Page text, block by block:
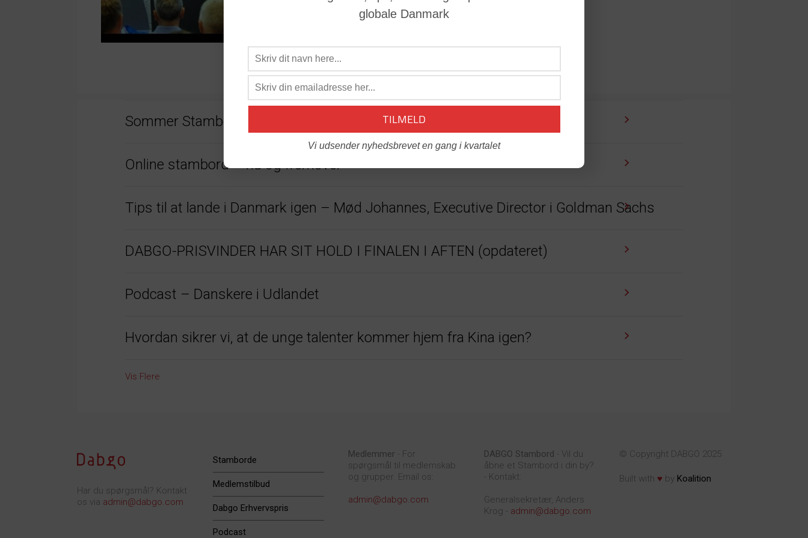
Sommer Stambord 2022
Online stambord – nu og fremover
Tips til at lande i Danmark igen – Mød Johannes, Executive Director i Goldman Sachs
DABGO-PRISVINDER HAR SIT HOLD I FINALEN I AFTEN (opdateret)
Podcast – Danskere i Udlandet
Hvordan sikrer vi, at de unge talenter kommer hjem fra Kina igen?
Vis Flere
Har du spørgsmål? Kontakt
os via admin@dabgo.com
Stamborde
Medlemstilbud
Dabgo Erhvervspris
Podcast
Medlemmer - For
spørgsmål til medlemskab
og grupper. Email os:
admin@dabgo.com
DABGO Stambord - Vil du
åbne et Stambord i din by?
- Kontakt:
Generalsekretær, Anders
Krog - admin@dabgo.com
© Copyright DABGO 2025
Built with ♥ by Koalition
globale Danmark
Vi udsender nyhedsbrevet en gang i kvartalet